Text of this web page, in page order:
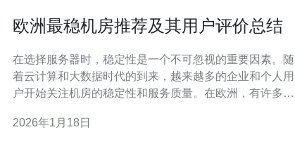
欧洲最稳机房推荐及其用户评价总结
在选择服务器时，稳定性是一个不可忽视的重要因素。随
着云计算和大数据时代的到来，越来越多的企业和个人用
户开始关注机房的稳定性和服务质量。在欧洲，有许多机
些欧洲最稳机房，并结合用户评价总结其特点、优缺点及
2026年1月18日